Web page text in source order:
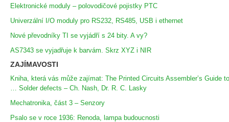
Elektronické moduly – polovodičové pojistky PTC
Univerzální I/O moduly pro RS232, RS485, USB i ethernet
Nové převodníky TI se vyjádří s 24 bity. A vy?
AS7343 se vyjadřuje k barvám. Skrz XYZ i NIR
ZAJÍMAVOSTI
Kniha, která vás může zajímat: The Printed Circuits Assembler’s Guide to
… Solder defects – Ch. Nash, Dr. R. C. Lasky
Mechatronika, část 3 – Senzory
Psalo se v roce 1936: Renoda, lampa budoucnosti